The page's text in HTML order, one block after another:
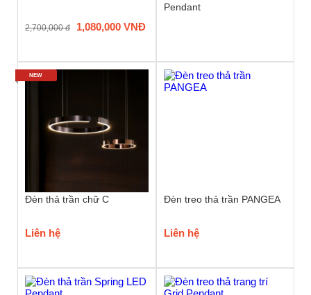
2,700,000 đ 1,080,000 VNĐ
Pendant
Đèn thả trần chữ C
Liên hệ
NEW
Đèn treo thả trần PANGEA
Liên hệ